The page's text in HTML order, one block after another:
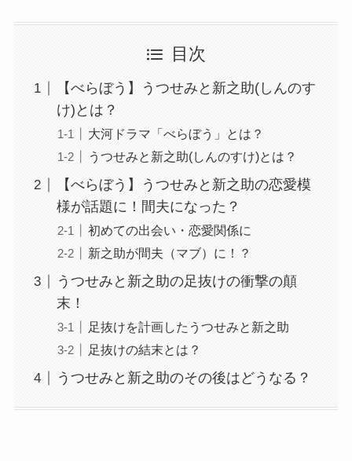
目次
【べらぼう】うつせみと新之助(しんのす
け)とは？
大河ドラマ「べらぼう」とは？
うつせみと新之助(しんのすけ)とは？
【べらぼう】うつせみと新之助の恋愛模
様が話題に！間夫になった？
初めての出会い・恋愛関係に
新之助が間夫（マブ）に！？
うつせみと新之助の足抜けの衝撃の顛
末！
足抜けを計画したうつせみと新之助
足抜けの結末とは？
うつせみと新之助のその後はどうなる？